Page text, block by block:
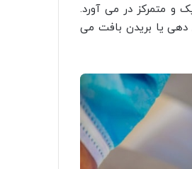
و متمرکز در می آورد.
دهی یا بریدن بافت می